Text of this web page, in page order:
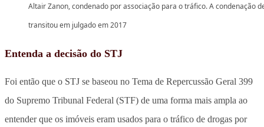
Altair Zanon, condenado por associação para o tráfico. A condenação
transitou em julgado em 2017
Entenda a decisão do STJ
Foi então que o STJ se baseou no Tema de Repercussão Geral 399
do Supremo Tribunal Federal (STF) de uma forma mais ampla ao
entender que os imóveis eram usados para o tráfico de drogas por